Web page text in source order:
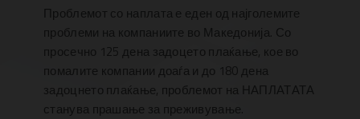
Проблемот со наплата е еден од најголемите
проблеми на компаниите во Македонија. Со
просечно 125 дена задоцето плаќање, кое во
помалите компании доаѓа и до 180 дена
задоцнето плаќање, проблемот на НАПЛАТАТА
станува прашање за преживување.